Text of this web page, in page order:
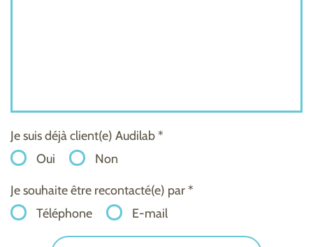
Je suis déjà client(e) Audilab *
Oui
Non
Je souhaite être recontacté(e) par *
Téléphone
E-mail